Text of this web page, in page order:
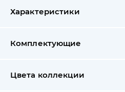
Характеристики
Комплектующие
Цвета коллекции